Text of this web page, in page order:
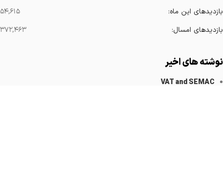
بازدیدهای این ماه:
۵۴,۶۱۵
بازدیدهای امسال:
۳۷۲,۴۶۳
نوشته های اخیر
VAT and SEMAC